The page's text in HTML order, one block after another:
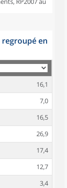
regroupé en
16,1
7,0
16,5
26,9
17,4
12,7
3,4